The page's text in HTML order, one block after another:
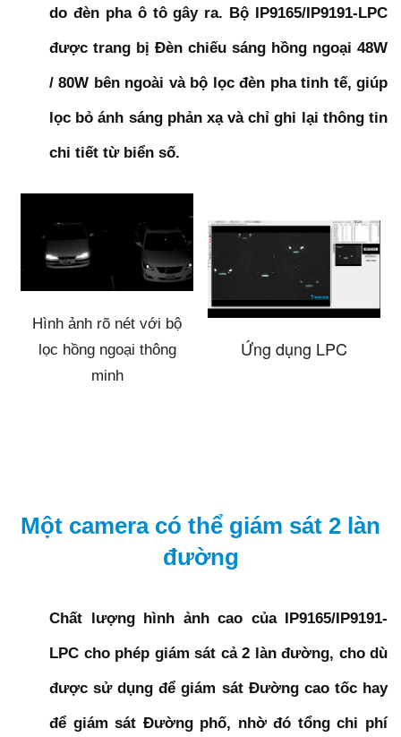
do đèn pha ô tô gây ra. Bộ IP9165/IP9191-LPC
được trang bị Đèn chiếu sáng hồng ngoại 48W
/ 80W bên ngoài và bộ lọc đèn pha tinh tế, giúp
lọc bỏ ánh sáng phản xạ và chỉ ghi lại thông tin
chi tiết từ biển số.
Hình ảnh rõ nét với bộ
lọc hồng ngoại thông
minh
Ứng dụng LPC
Một camera có thể giám sát 2 làn
đường
Chất lượng hình ảnh cao của IP9165/IP9191-
LPC cho phép giám sát cả 2 làn đường, cho dù
được sử dụng để giám sát Đường cao tốc hay
để giám sát Đường phố, nhờ đó tổng chi phí